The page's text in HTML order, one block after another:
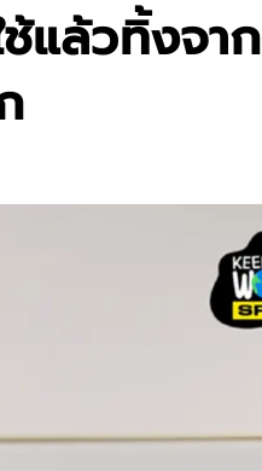
แล้วทิ้งจาก